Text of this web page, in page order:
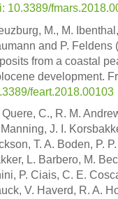
10.3389/
M., M.
and P. Feldens
from a coastal
development.
feart.2018.00103
Quere, C., R. M.
J. I.
T. A. Boden, P.
L. Barbero, M.
P. Ciais, C. E.
V. Haverd, R. A.